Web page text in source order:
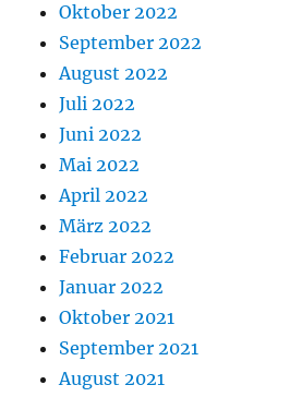
Oktober 2022
September 2022
August 2022
Juli 2022
Juni 2022
Mai 2022
April 2022
März 2022
Februar 2022
Januar 2022
Oktober 2021
September 2021
August 2021